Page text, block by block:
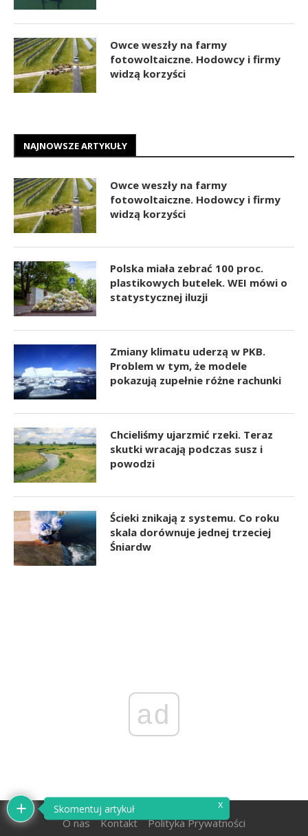
Owce weszły na farmy
fotowoltaiczne. Hodowcy i firmy
widzą korzyści
NAJNOWSZE ARTYKUŁY
Owce weszły na farmy
fotowoltaiczne. Hodowcy i firmy
widzą korzyści
Polska miała zebrać 100 proc.
plastikowych butelek. WEI mówi o
statystycznej iluzji
Zmiany klimatu uderzą w PKB.
Problem w tym, że modele
pokazują zupełnie różne rachunki
Chcieliśmy ujarzmić rzeki. Teraz
skutki wracają podczas susz i
powodzi
Ścieki znikają z systemu. Co roku
skala dorównuje jednej trzeciej
Śniardw
ad
O nas Kontakt Polityka Prywatności